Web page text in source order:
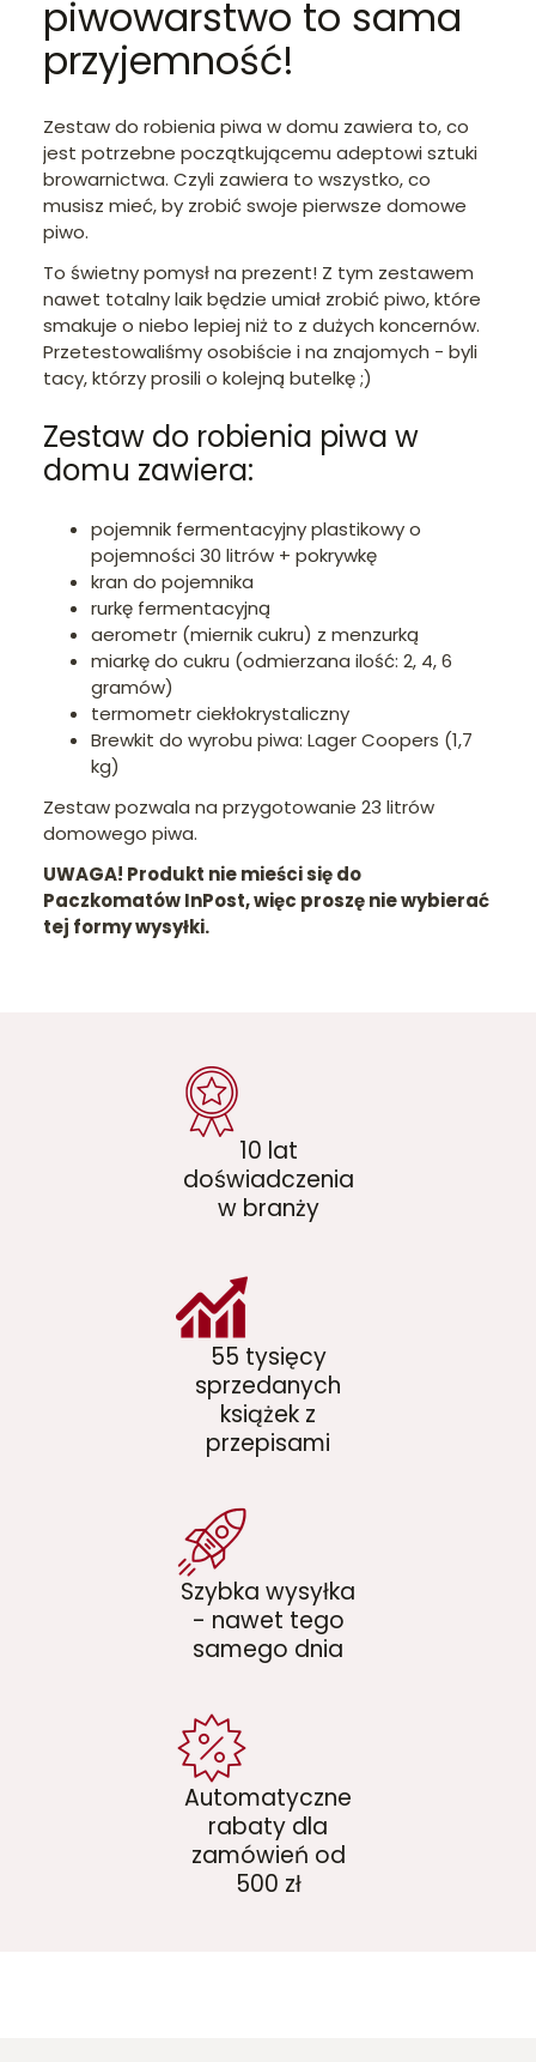
piwowarstwo to sama
przyjemność!
Zestaw do robienia piwa w domu zawiera to, co
jest potrzebne początkującemu adeptowi sztuki
browarnictwa. Czyli zawiera to wszystko, co
musisz mieć, by zrobić swoje pierwsze domowe
piwo.
To świetny pomysł na prezent! Z tym zestawem
nawet totalny laik będzie umiał zrobić piwo, które
smakuje o niebo lepiej niż to z dużych koncernów.
Przetestowaliśmy osobiście i na znajomych - byli
tacy, którzy prosili o kolejną butelkę ;)
Zestaw do robienia piwa w
domu zawiera:
pojemnik fermentacyjny plastikowy o
pojemności 30 litrów + pokrywkę
kran do pojemnika
rurkę fermentacyjną
aerometr (miernik cukru) z menzurką
miarkę do cukru (odmierzana ilość: 2, 4, 6
gramów)
termometr ciekłokrystaliczny
Brewkit do wyrobu piwa: Lager Coopers (1,7
kg)
Zestaw pozwala na przygotowanie 23 litrów
domowego piwa.
UWAGA! Produkt nie mieści się do
Paczkomatów InPost, więc proszę nie wybierać
tej formy wysyłki.
10 lat
doświadczenia
w branży
55 tysięcy
sprzedanych
książek z
przepisami
Szybka wysyłka
- nawet tego
samego dnia
Automatyczne
rabaty dla
zamówień od
500 zł